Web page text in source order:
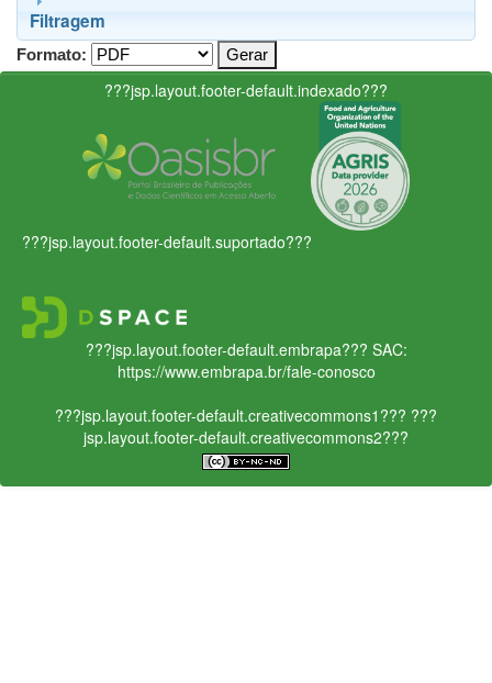
Filtragem
Formato:
???jsp.layout.footer-default.indexado???
???jsp.layout.footer-default.suportado???
???jsp.layout.footer-default.embrapa??? SAC:
https://www.embrapa.br/fale-conosco
???jsp.layout.footer-default.creativecommons1??? ???
jsp.layout.footer-default.creativecommons2???